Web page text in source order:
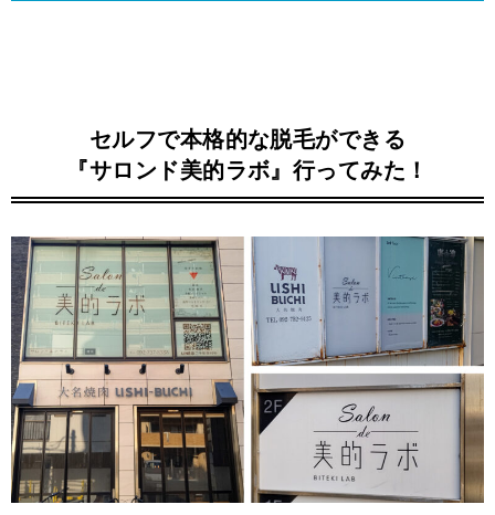
普段服を着ていると見えない箇所なので
つい放置しがちなムダ毛が実は上位！
セルフで本格的な脱毛ができる
『サロンド美的ラボ』行ってみた！